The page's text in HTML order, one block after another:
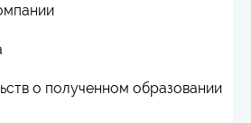
о полученном образовании